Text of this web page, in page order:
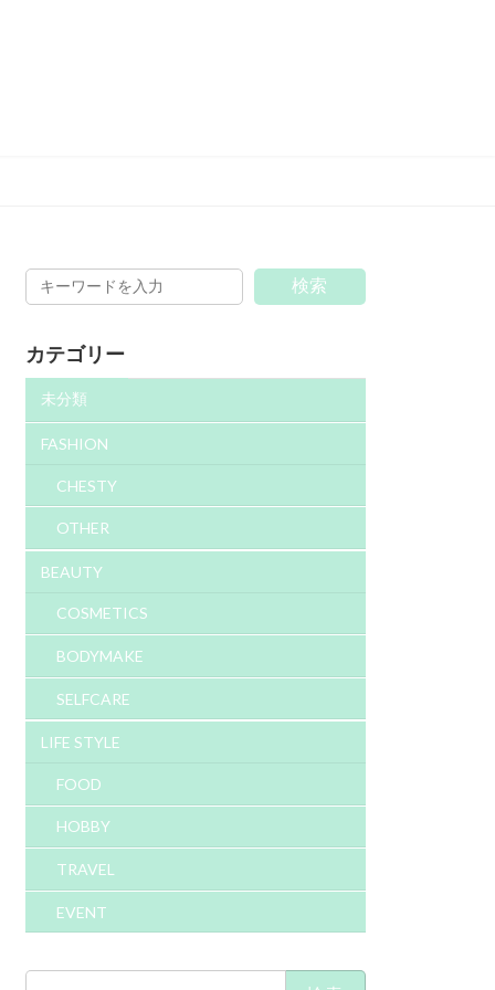
検索
カテゴリー
未分類
FASHION
CHESTY
OTHER
BEAUTY
COSMETICS
BODYMAKE
SELFCARE
LIFE STYLE
FOOD
HOBBY
TRAVEL
EVENT
検